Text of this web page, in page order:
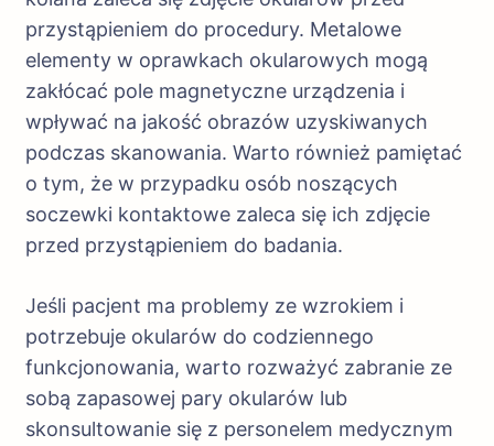
przystąpieniem do procedury. Metalowe
elementy w oprawkach okularowych mogą
zakłócać pole magnetyczne urządzenia i
wpływać na jakość obrazów uzyskiwanych
podczas skanowania. Warto również pamiętać
o tym, że w przypadku osób noszących
soczewki kontaktowe zaleca się ich zdjęcie
przed przystąpieniem do badania.
Jeśli pacjent ma problemy ze wzrokiem i
potrzebuje okularów do codziennego
funkcjonowania, warto rozważyć zabranie ze
sobą zapasowej pary okularów lub
skonsultowanie się z personelem medycznym